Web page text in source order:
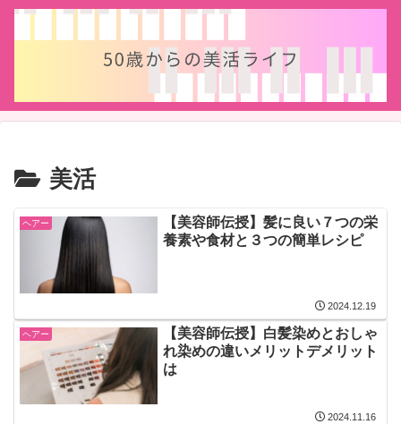
美活
ヘアー
【美容師伝授】髪に良い７つの栄
養素や食材と３つの簡単レシピ
2024.12.19
ヘアー
【美容師伝授】白髪染めとおしゃ
れ染めの違いメリットデメリット
は
2024.11.16